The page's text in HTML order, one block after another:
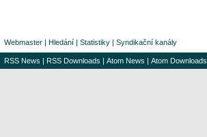
Webmaster | Hledání | Statistiky | Syndikační kanály
RSS News | RSS Downloads | Atom News | Atom Downloads